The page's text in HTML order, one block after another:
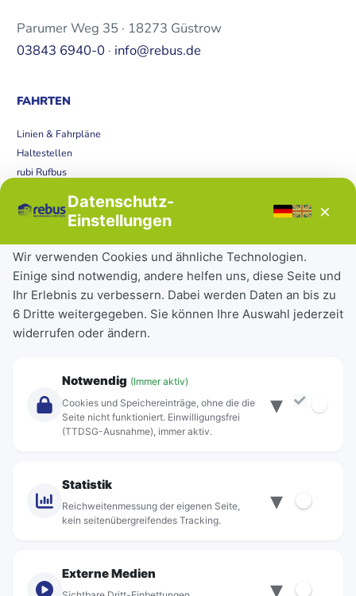
Parumer Weg 35 · 18273 Güstrow
03843 6940-0 · info@rebus.de
FAHRTEN
Linien & Fahrpläne
Haltestellen
rubi Rufbus
Störungen
Tickets & Tarife
Deutschlandticket
Schülerkarte
Einzeltickets
Abonnements
Über Rebus
Standorte
Datenschutz-
Einstellungen
×
Wir verwenden Cookies und ähnliche Technologien.
Einige sind notwendig, andere helfen uns, diese Seite und
Ihr Erlebnis zu verbessern. Dabei werden Daten an bis zu
6 Dritte weitergegeben. Sie können Ihre Auswahl jederzeit
widerrufen oder ändern.
Notwendig (Immer aktiv)
Cookies und Speichereinträge, ohne die die
Seite nicht funktioniert. Einwilligungsfrei
(TTDSG-Ausnahme), immer aktiv.
▾
Statistik
Reichweitenmessung der eigenen Seite,
kein seitenübergreifendes Tracking.
▾
Externe Medien
▾